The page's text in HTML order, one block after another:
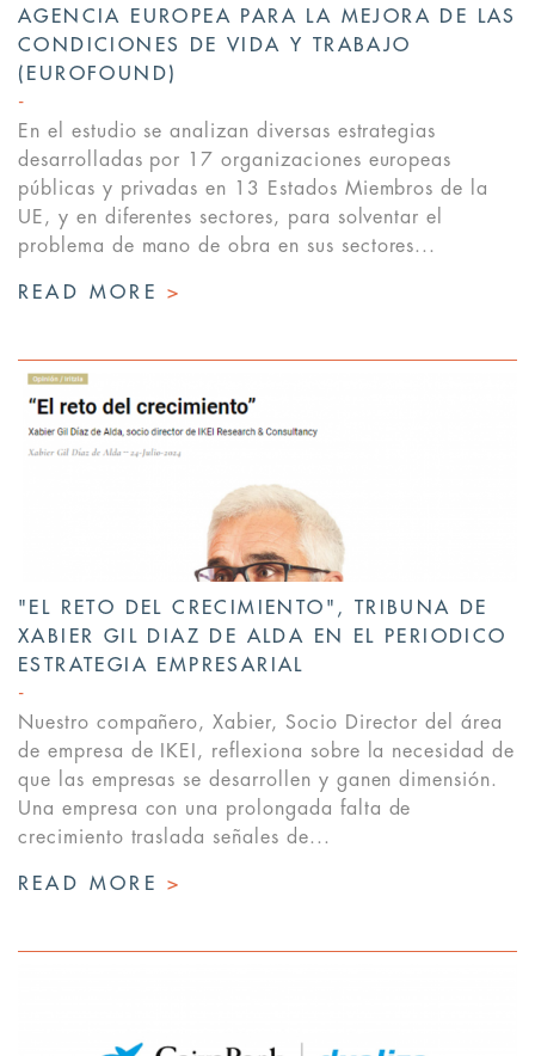
AGENCIA EUROPEA PARA LA MEJORA DE LAS
CONDICIONES DE VIDA Y TRABAJO
(EUROFOUND)
En el estudio se analizan diversas estrategias
desarrolladas por 17 organizaciones europeas
públicas y privadas en 13 Estados Miembros de la
UE, y en diferentes sectores, para solventar el
problema de mano de obra en sus sectores...
READ MORE >
"EL RETO DEL CRECIMIENTO", TRIBUNA DE
XABIER GIL DIAZ DE ALDA EN EL PERIODICO
ESTRATEGIA EMPRESARIAL
Nuestro compañero, Xabier, Socio Director del área
de empresa de IKEI, reflexiona sobre la necesidad de
que las empresas se desarrollen y ganen dimensión.
Una empresa con una prolongada falta de
crecimiento traslada señales de...
READ MORE >